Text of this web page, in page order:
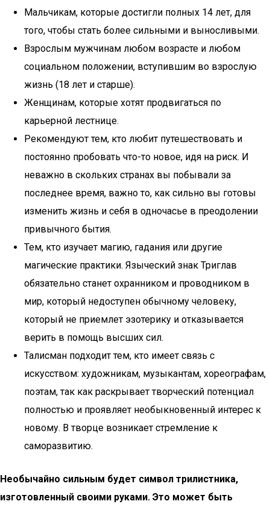
Мальчикам, которые достигли полных 14 лет, для
того, чтобы стать более сильными и выносливыми.
Взрослым мужчинам любом возрасте и любом
социальном положении, вступившим во взрослую
жизнь (18 лет и старше).
Женщинам, которые хотят продвигаться по
карьерной лестнице.
Рекомендуют тем, кто любит путешествовать и
постоянно пробовать что-то новое, идя на риск. И
неважно в скольких странах вы побывали за
последнее время, важно то, как сильно вы готовы
изменить жизнь и себя в одночасье в преодолении
привычного бытия.
Тем, кто изучает магию, гадания или другие
магические практики. Языческий знак Триглав
обязательно станет охранником и проводником в
мир, который недоступен обычному человеку,
который не приемлет эзотерику и отказывается
верить в помощь высших сил.
Талисман подходит тем, кто имеет связь с
искусством: художникам, музыкантам, хореографам,
поэтам, так как раскрывает творческий потенциал
полностью и проявляет необыкновенный интерес к
новому. В творце возникает стремление к
саморазвитию.
Необычайно сильным будет символ трилистника,
изготовленный своими руками. Это может быть